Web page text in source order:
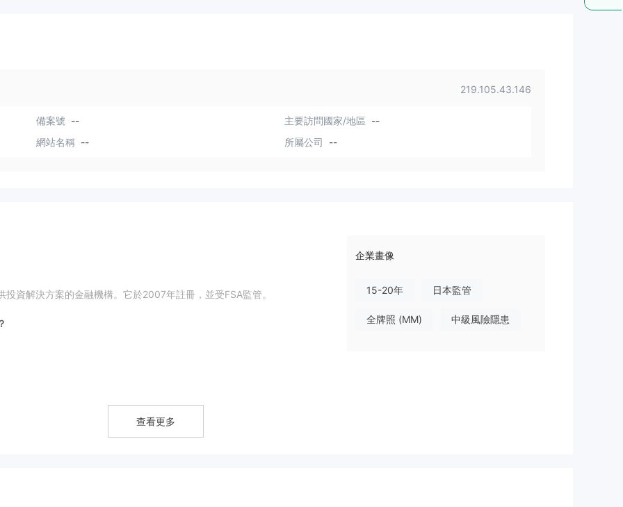
219.105.43.146
備案號 -- 主要訪問國家/地區 --
網站名稱 -- 所屬公司 --
資解決方案的金融機構。它於2007年註冊，並受FSA監管。
企業畫像
15-20年 日本監管
全牌照 (MM) 中級風險隱患
查看更多